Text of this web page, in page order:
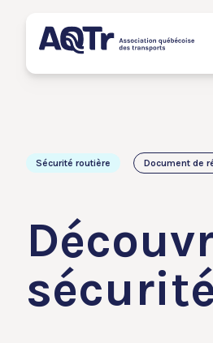
Sécurité routière Document de